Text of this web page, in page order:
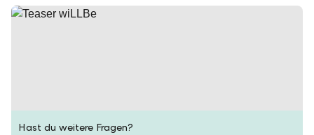
Hast du weitere Fragen?